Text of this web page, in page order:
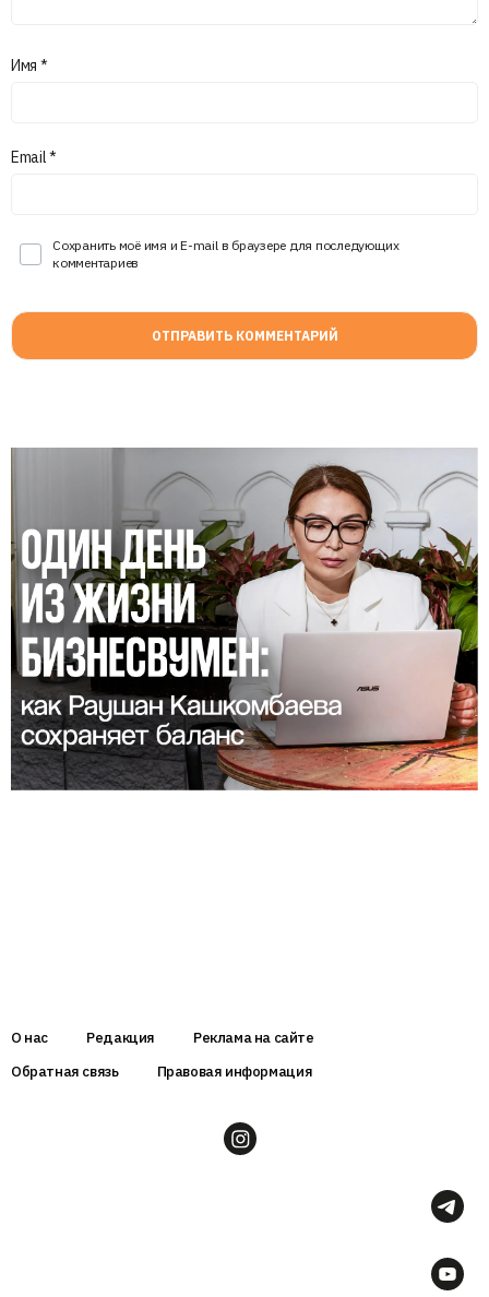
Имя *
Email*
Сохранить моё имя и E-mail в браузере для последующих
комментариев
О нас Редакция
Реклама на сайте
Обратная связь
Правовая информация